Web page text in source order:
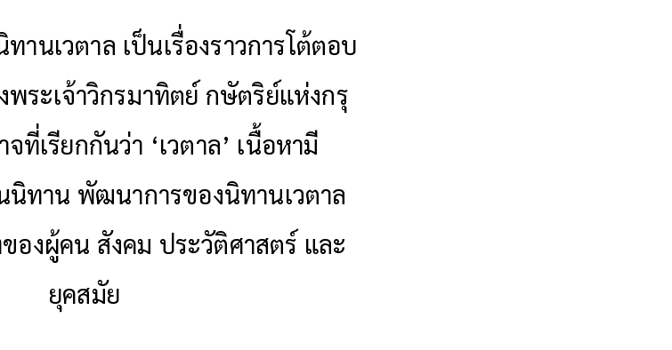
านเวตาล เป็นเรื่องราวการโต้ตอบ
ระเจ้าวิกรมาทิตย์ กษัตริย์แห่งกรุ
ที่เรียกกันว่า ‘เวตาล’ เนื้อหามี
ทาน พัฒนาการของนิทานเวตาล
องผู้คน สังคม ประวัติศาสตร์ และ
ยุคสมัย